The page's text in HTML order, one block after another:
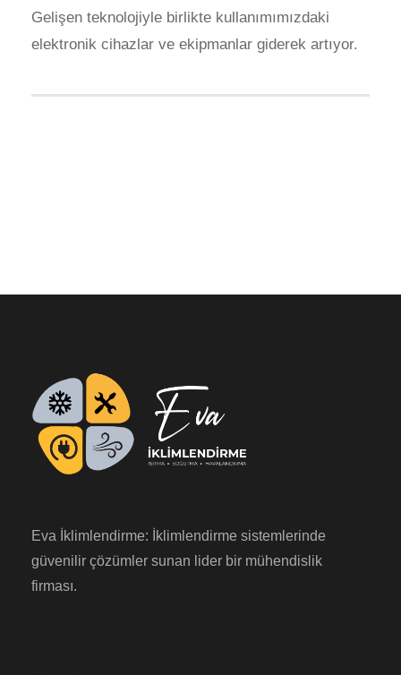
Gelişen teknolojiyle birlikte kullanımımızdaki
elektronik cihazlar ve ekipmanlar giderek artıyor.
Eva İklimlendirme: İklimlendirme sistemlerinde
güvenilir çözümler sunan lider bir mühendislik
firması.